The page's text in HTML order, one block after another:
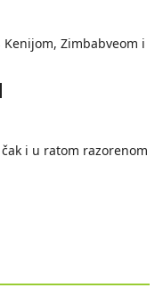
Zimbabveom i
i u ratom razorenom